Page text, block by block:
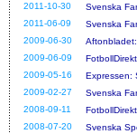
2011-10-30
Svenska
2011-06-09
Svenska
2009-06-30
2009-06-09
2009-05-16
Expressen:
2009-02-27
Svenska
2008-09-11
2008-07-20
Svenska